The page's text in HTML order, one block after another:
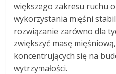
większego zakresu ruchu
wykorzystania mięśni
rozwiązanie zarówno dla
zwiększyć masę
koncentrujących się na
wytrzymałości.